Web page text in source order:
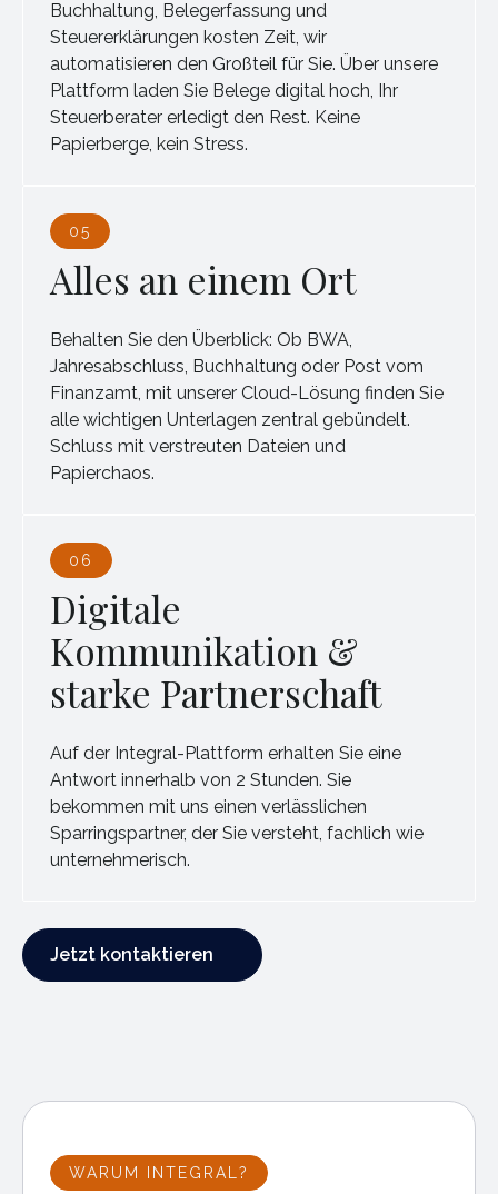
Buchhaltung, Belegerfassung und
Steuererklärungen kosten Zeit, wir
automatisieren den Großteil für Sie. Über unsere
Plattform laden Sie Belege digital hoch, Ihr
Steuerberater erledigt den Rest. Keine
Papierberge, kein Stress.
05
Alles an einem Ort
Behalten Sie den Überblick: Ob BWA,
Jahresabschluss, Buchhaltung oder Post vom
Finanzamt, mit unserer Cloud-Lösung finden Sie
alle wichtigen Unterlagen zentral gebündelt.
Schluss mit verstreuten Dateien und
Papierchaos.
06
Digitale
Kommunikation &
starke Partnerschaft
Auf der Integral-Plattform erhalten Sie eine
Antwort innerhalb von 2 Stunden. Sie
bekommen mit uns einen verlässlichen
Sparringspartner, der Sie versteht, fachlich wie
unternehmerisch.
Jetzt kontaktieren
Jetzt kontaktieren
WARUM INTEGRAL?